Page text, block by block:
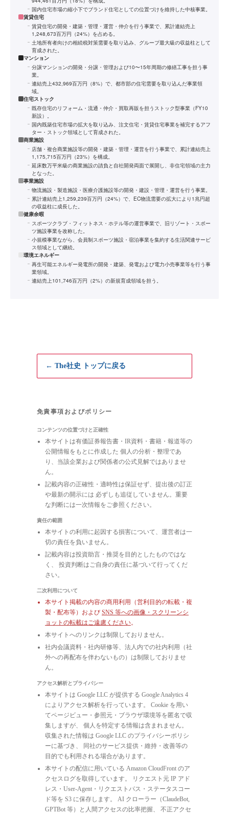
国内住宅市場の縮小下でブランド住宅としての位置づけを維持した中核事業。
賃貸住宅
賃貸住宅の開発・建築・管理・運営・仲介を行う事業で、累計連結売上
1,248,673百万円（24%）を占める。
土地所有者向けの相続税対策需要を取り込み、グループ最大級の収益柱として
育成された。
マンション
分譲マンションの開発・分譲・管理および10〜15年周期の修繕工事を担う事
業。
連結売上432,969百万円（8%）で、都市部の住宅需要を取り込んだ事業領
域。
住宅ストック
既存住宅のリフォーム・流通・仲介・買取再販を担うストック型事業（FY10
新設）。
国内既築住宅市場の拡大を取り込み、注文住宅・賃貸住宅事業を補完するアフ
ター・ストック領域として育成された。
商業施設
店舗・複合商業施設等の開発・建築・管理・運営を行う事業で、累計連結売上
1,175,715百万円（23%）を構成。
延床数万平米級の商業施設の請負と自社開発両面で展開し、非住宅領域の主力
となった。
事業施設
物流施設・製造施設・医療介護施設等の開発・建設・管理・運営を行う事業。
累計連結売上1,259,239百万円（24%）で、EC物流需要の拡大により1兆円超
の収益柱に成長した。
健康余暇
スポーツクラブ・フィットネス・ホテル等の運営事業で、旧リゾート・スポー
ツ施設事業を改称した。
小規模事業ながら、会員制スポーツ施設・宿泊事業を集約する生活関連サービ
ス領域として継続。
環境エネルギー
再生可能エネルギー発電所の開発・建築、発電および電力小売事業等を行う事
業領域。
連結売上101,746百万円（2%）の新規育成領域を担う。
← The社史 トップに戻る
免責事項およびポリシー
コンテンツの位置づけと正確性
本サイトは有価証券報告書・IR資料・書籍・報道等の
公開情報をもとに作成した 個人の分析・整理であ
り、当該企業および関係者の公式見解ではありませ
ん。
記載内容の正確性・適時性は保証せず、提出後の訂正
や最新の開示には 必ずしも追従していません。重要
な判断には一次情報をご参照ください。
責任の範囲
本サイトの利用に起因する損害について、運営者は一
切の責任を負いません。
記載内容は投資助言・推奨を目的としたものではな
く、 投資判断はご自身の責任に基づいて行ってくだ
さい。
二次利用について
本サイト掲載の内容の商用利用（営利目的の転載・複
製・配布等）および SNS 等への画像・スクリーンシ
ョットの転載はご遠慮ください。
本サイトへのリンクは制限しておりません。
社内会議資料・社内研修等、法人内での社内利用（社
外への再配布を伴わないもの）は制限しておりませ
ん。
アクセス解析とプライバシー
本サイトは Google LLC が提供する Google Analytics 4
によりアクセス解析を行っています。 Cookie を用い
てページビュー・参照元・ブラウザ環境等を匿名で収
集しますが、 個人を特定する情報は含まれません。
収集された情報は Google LLC のプライバシーポリシ
ーに基づき、 同社のサービス提供・維持・改善等の
目的でも利用される場合があります。
本サイトの配信に用いている Amazon CloudFront のア
クセスログを取得しています。 リクエスト元 IP アド
レス・User-Agent・リクエストパス・ステータスコー
ド等を S3 に保存します。 AI クローラー（ClaudeBot,
GPTBot 等）と人間アクセスの比率把握、 不正アクセ